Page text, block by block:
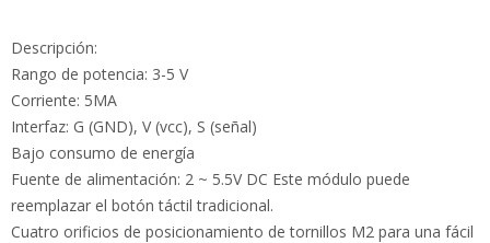
Descripción:
Rango de potencia: 3-5 V
Corriente: 5MA
Interfaz: G (GND), V (vcc), S (señal)
Bajo consumo de energía
Fuente de alimentación: 2 ~ 5.5V DC Este módulo puede
reemplazar el botón táctil tradicional.
Cuatro orificios de posicionamiento de tornillos M2 para una fácil